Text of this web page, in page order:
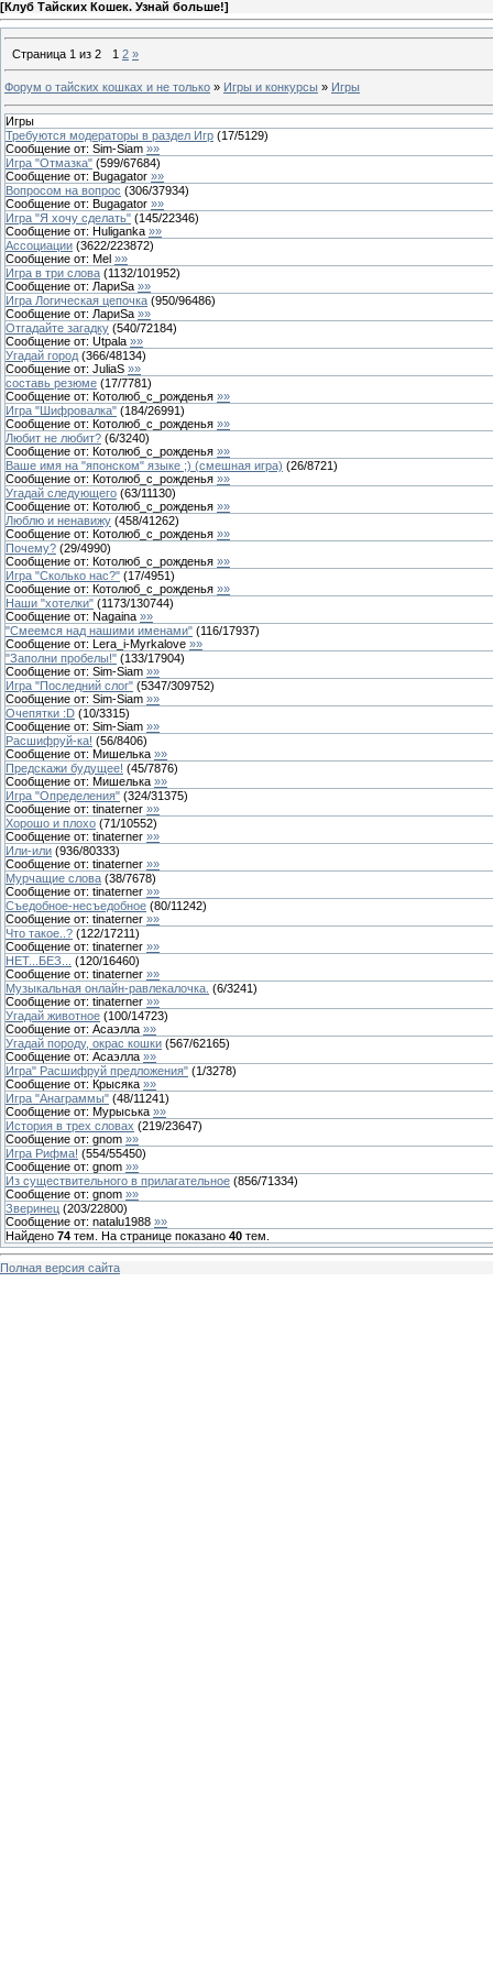
[Клуб Тайских Кошек. Узнай больше!]
Страница 1 из 2 1 2 »
Форум о тайских кошках и не только » Игры и конкурсы » Игры
Игры
Требуются модераторы в раздел Игр (17/5129)
Сообщение от: Sim-Siam »»
Игра "Отмазка" (599/67684)
Сообщение от: Bugagator »»
Вопросом на вопрос (306/37934)
Сообщение от: Bugagator »»
Игра "Я хочу сделать" (145/22346)
Сообщение от: Huliganka »»
Ассоциации (3622/223872)
Сообщение от: Mel »»
Игра в три слова (1132/101952)
Сообщение от: ЛариSa »»
Игра Логическая цепочка (950/96486)
Сообщение от: ЛариSa »»
Отгадайте загадку (540/72184)
Сообщение от: Utpala »»
Угадай город (366/48134)
Сообщение от: JuliaS »»
составь резюме (17/7781)
Сообщение от: Котолюб_с_рожденья »»
Игра "Шифровалка" (184/26991)
Сообщение от: Котолюб_с_рожденья »»
Любит не любит? (6/3240)
Сообщение от: Котолюб_с_рожденья »»
Ваше имя на "японском" языке ;) (смешная игра) (26/8721)
Сообщение от: Котолюб_с_рожденья »»
Угадай следующего (63/11130)
Сообщение от: Котолюб_с_рожденья »»
Люблю и ненавижу (458/41262)
Сообщение от: Котолюб_с_рожденья »»
Почему? (29/4990)
Сообщение от: Котолюб_с_рожденья »»
Игра "Сколько нас?" (17/4951)
Сообщение от: Котолюб_с_рожденья »»
Наши "хотелки" (1173/130744)
Сообщение от: Nagaina »»
"Смеемся над нашими именами" (116/17937)
Сообщение от: Lera_i-Myrkalove »»
"Заполни пробелы!" (133/17904)
Сообщение от: Sim-Siam »»
Игра "Последний слог" (5347/309752)
Сообщение от: Sim-Siam »»
Очепятки :D (10/3315)
Сообщение от: Sim-Siam »»
Расшифруй-ка! (56/8406)
Сообщение от: Мишелька »»
Предскажи будущее! (45/7876)
Сообщение от: Мишелька »»
Игра "Определения" (324/31375)
Сообщение от: tinaterner »»
Хорошо и плохо (71/10552)
Сообщение от: tinaterner »»
Или-или (936/80333)
Сообщение от: tinaterner »»
Мурчащие слова (38/7678)
Сообщение от: tinaterner »»
Съедобное-несъедобное (80/11242)
Сообщение от: tinaterner »»
Что такое..? (122/17211)
Сообщение от: tinaterner »»
НЕТ...БЕЗ...
(120/16460)
Сообщение от: tinaterner »»
Музыкальная онлайн-равлекалочка. (6/3241)
Сообщение от: tinaterner »»
Угадай животное (100/14723)
Сообщение от: Асаэлла »»
Угадай породу, окрас кошки (567/62165)
Сообщение от: Асаэлла »»
Игра" Расшифруй предложения" (1/3278)
Сообщение от: Крысяка »»
Игра "Анаграммы" (48/11241)
Сообщение от: Мурыська »»
История в трех словах (219/23647)
Сообщение от: gnom »»
Игра Рифма! (554/55450)
Сообщение от: gnom »»
Из существительного в прилагательное (856/71334)
Сообщение от: gnom »»
Зверинец (203/22800)
Сообщение от: natalu1988 »»
Найдено 74 тем. На странице показано 40 тем.
Полная версия сайта